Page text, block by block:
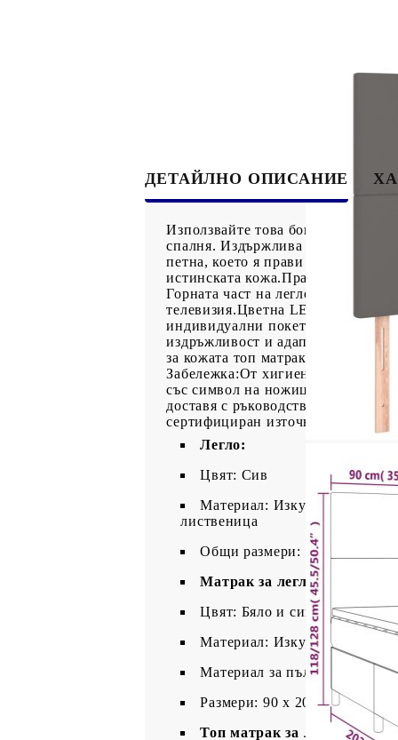
ДЕТАЙЛНО ОПИСАНИЕ
Използвайте това боксспринг
спалня. Издържлива изкуствена
петна, което я прави лесна за
истинската кожа.Практична
Горната част на леглото ви
телевизия.Цветна LED лента:
индивидуални покет пружини са
издръжливост и адаптивност. Те
за кожата топ матрак:
Забележка:От хигиенни
със символ на ножица може да
доставя с ръководство за
сертифициран източник на
Легло:
Цвят: Сив
Материал: Изкуствена кожа
лиственица
Общи размери: 203 x 90 x
Матрак за легло:
Цвят: Бяло и сиво
Материал: Изкуствена кожа
Материал за пълнеж: Покет
Размери: 90 x 200 x 20 см
Топ матрак за легло: